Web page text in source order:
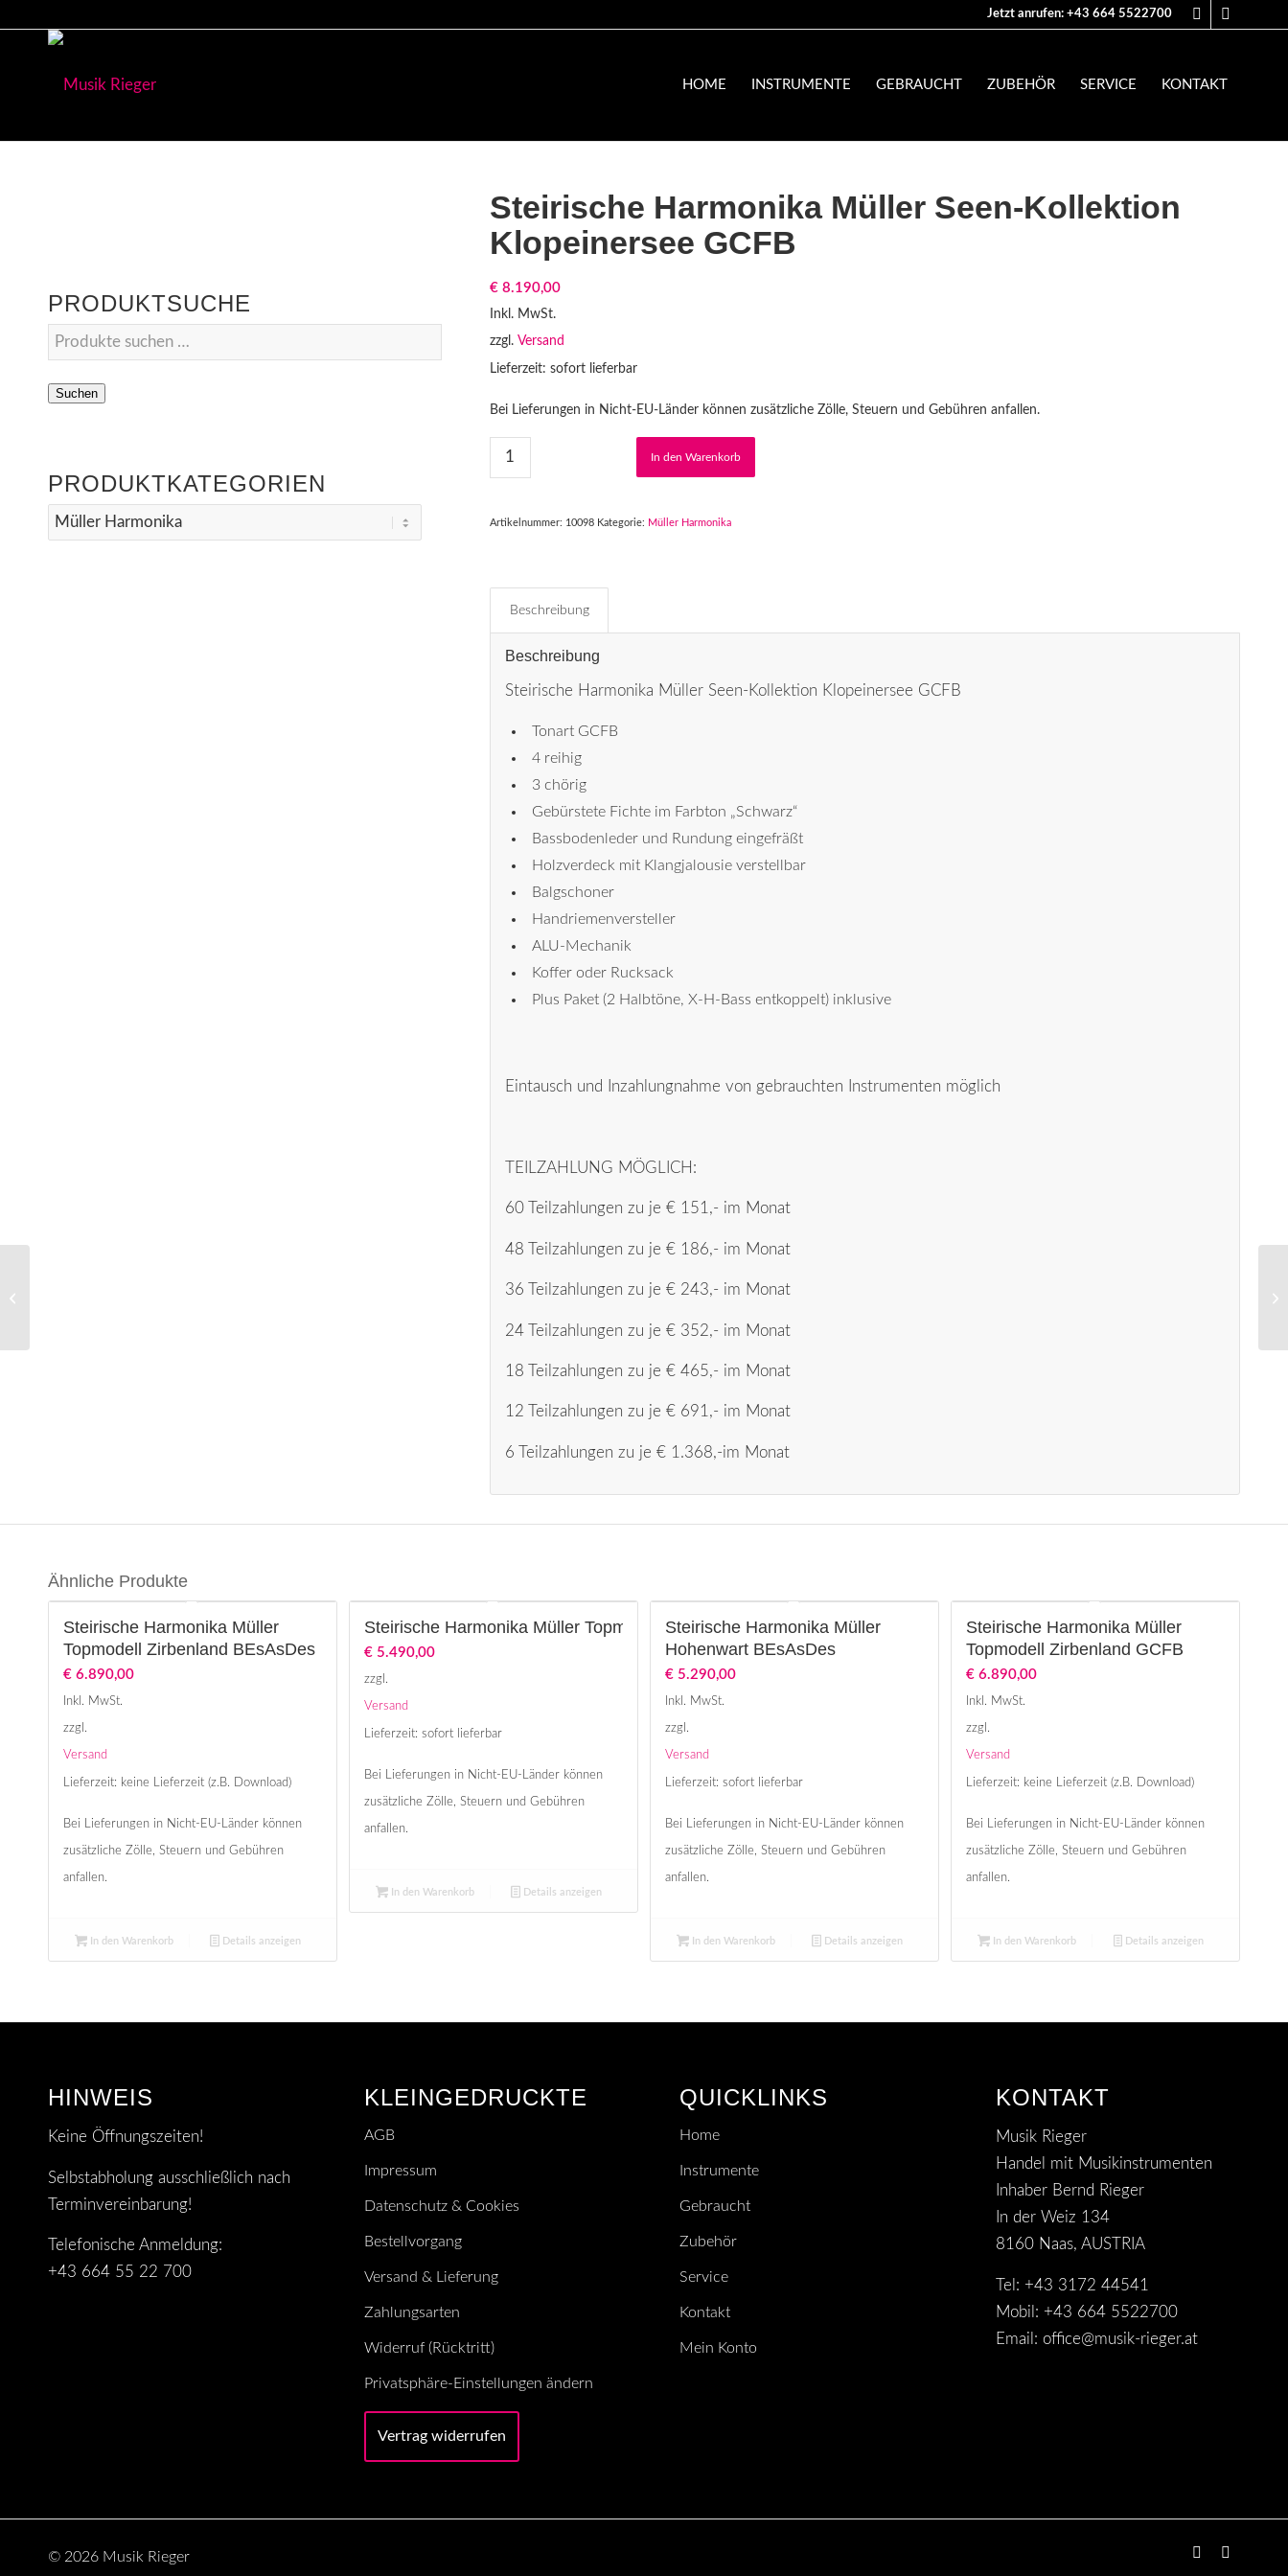
Jetzt anrufen: +43 664 5522700
HOME INSTRUMENTE GEBRAUCHT ZUBEHÖR SERVICE KONTAKT
PRODUKTSUCHE
Suchen
PRODUKTKATEGORIEN
Steirische Harmonika Müller Seen-Kollektion
Klopeinersee GCFB
€8.190,00
Inkl. MwSt.
zzgl. Versand
Lieferzeit: sofort lieferbar
Bei Lieferungen in Nicht-EU-Länder können zusätzliche Zölle, Steuern und Gebühren anfallen.
In den Warenkorb
Artikelnummer: 10098 Kategorie: Müller Harmonika
Beschreibung
Beschreibung
Steirische Harmonika Müller Seen-Kollektion Klopeinersee GCFB
Tonart GCFB
4 reihig
3 chörig
Gebürstete Fichte im Farbton „Schwarz“
Bassbodenleder und Rundung eingefräßt
Holzverdeck mit Klangjalousie verstellbar
Balgschoner
Handriemenversteller
ALU-Mechanik
Koffer oder Rucksack
Plus Paket (2 Halbtöne, X-H-Bass entkoppelt) inklusive
Eintausch und Inzahlungnahme von gebrauchten Instrumenten möglich
TEILZAHLUNG MÖGLICH:
60 Teilzahlungen zu je € 151,- im Monat
48 Teilzahlungen zu je € 186,- im Monat
36 Teilzahlungen zu je € 243,- im Monat
24 Teilzahlungen zu je € 352,- im Monat
18 Teilzahlungen zu je € 465,- im Monat
12 Teilzahlungen zu je € 691,- im Monat
6 Teilzahlungen zu je € 1.368,-im Monat
Ähnliche Produkte
Steirische Harmonika Müller
Topmodell Zirbenland BEsAsDes
€ 6.890,00
Inkl. MwSt.
zzgl.
Versand
Lieferzeit: keine Lieferzeit (z.B. Download)
Bei Lieferungen in Nicht-EU-Länder können
zusätzliche Zölle, Steuern und Gebühren
anfallen.
In den Warenkorb Details anzeigen
Steirische Harmonika Müller Topmodell Drautal GCFB
€ 5.490,00
zzgl.
Versand
Lieferzeit: sofort lieferbar
Bei Lieferungen in Nicht-EU-Länder können
zusätzliche Zölle, Steuern und Gebühren
anfallen.
In den Warenkorb Details anzeigen
Steirische Harmonika Müller
Hohenwart BEsAsDes
€ 5.290,00
Inkl. MwSt.
zzgl.
Versand
Lieferzeit: sofort lieferbar
Bei Lieferungen in Nicht-EU-Länder können
zusätzliche Zölle, Steuern und Gebühren
anfallen.
In den Warenkorb Details anzeigen
Steirische Harmonika Müller
Topmodell Zirbenland GCFB
€ 6.890,00
Inkl. MwSt.
zzgl.
Versand
Lieferzeit: keine Lieferzeit (z.B. Download)
Bei Lieferungen in Nicht-EU-Länder können
zusätzliche Zölle, Steuern und Gebühren
anfallen.
In den Warenkorb Details anzeigen
HINWEIS
Keine Öffnungszeiten!
Selbstabholung ausschließlich nach
Terminvereinbarung!
Telefonische Anmeldung:
+43 664 55 22 700
KLEINGEDRUCKTE
AGB
Impressum
Datenschutz & Cookies
Bestellvorgang
Versand & Lieferung
Zahlungsarten
Widerruf (Rücktritt)
Privatsphäre-Einstellungen ändern
Vertrag widerrufen
QUICKLINKS
Home
Instrumente
Gebraucht
Zubehör
Service
Kontakt
Mein Konto
KONTAKT
Musik Rieger
Handel mit Musikinstrumenten
Inhaber Bernd Rieger
In der Weiz 134
8160 Naas, AUSTRIA
Tel: +43 3172 44541
Mobil: +43 664 5522700
Email: office@musik-rieger.at
© 2026 Musik Rieger